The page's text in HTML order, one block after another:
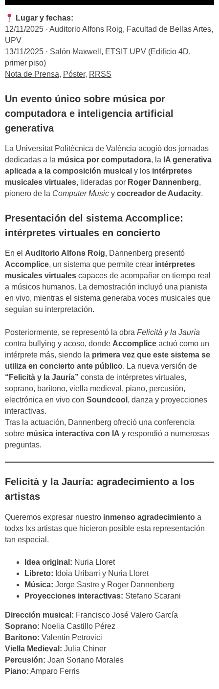
Lugar y fechas:
12/11/2025 · Auditorio Alfons Roig, Facultad de Bellas Artes,
UPV
13/11/2025 · Salón Maxwell, ETSIT UPV (Edificio 4D,
primer piso)
Nota de Prensa, Póster, RRSS
Un evento único sobre música por
computadora e inteligencia artificial
generativa
La Universitat Politècnica de València acogió dos jornadas
dedicadas a la música por computadora, la IA generativa
aplicada a la composición musical y los intérpretes
musicales virtuales, lideradas por Roger Dannenberg,
pionero de la Computer Music y cocreador de Audacity.
Presentación del sistema Accomplice:
intérpretes virtuales en concierto
En el Auditorio Alfons Roig, Dannenberg presentó
Accomplice, un sistema que permite crear intérpretes
musicales virtuales capaces de acompañar en tiempo real
a músicos humanos. La demostración incluyó una pianista
en vivo, mientras el sistema generaba voces musicales que
seguían su interpretación.
Posteriormente, se representó la obra Felicità y la Jauría
contra bullying y acoso, donde Accomplice actuó como un
intérprete más, siendo la primera vez que este sistema se
utiliza en concierto ante público. La nueva versión de
“Felicità y la Jauría” consta de intérpretes virtuales,
soprano, barítono, viella medieval, piano, percusión,
electrónica en vivo con Soundcool , danza y proyecciones
interactivas.
Tras la actuación, Dannenberg ofreció una conferencia
sobre música interactiva con IA y respondió a numerosas
preguntas.
Felicità y la Jauría: agradecimiento a los
artistas
Queremos expresar nuestro inmenso agradecimiento a
todxs lxs artistas que hicieron posible esta representación
tan especial.
Idea original: Nuria Lloret
Libreto: Idoia Uribarri y Nuria Lloret
Música: Jorge Sastre y Roger Dannenberg
Proyecciones interactivas: Stefano Scarani
Dirección musical: Francisco José Valero García
Soprano: Noelia Castillo Pérez
Barítono: Valentin Petrovici
Viella Medieval: Julia Chiner
Percusión: Joan Soriano Morales
Piano: Amparo Ferris